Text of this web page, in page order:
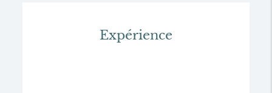
Expérience